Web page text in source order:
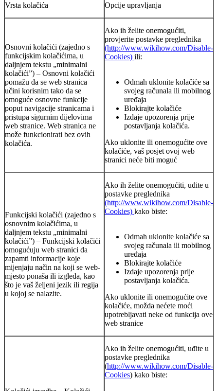
Vrsta kolačića Opcije upravljanja
Osnovni kolačići (zajedno s
funkcijskim kolačićima, u
daljnjem tekstu „minimalni
kolačići”) – Osnovni kolačići
pomažu da se web stranica
učini korisnim tako da se
omoguće osnovne funkcije
poput navigacije stranicama i
pristupa sigurnim dijelovima
web stranice. Web stranica ne
može funkcionirati bez ovih
kolačića.
Ako ih želite onemogućiti,
provjerite postavke preglednika
(http://www.wikihow.com/Disable-
Cookies) ili:
Odmah uklonite kolačiće sa
svojeg računala ili mobilnog
uređaja
Blokirajte kolačiće
Izdaje upozorenja prije
postavljanja kolačića.
Ako uklonite ili onemogućite ove
kolačiće, vaš posjet ovoj web
stranici neće biti moguć
Funkcijski kolačići (zajedno s
osnovnim kolačićima, u
daljnjem tekstu „minimalni
kolačići”) – Funkcijski kolačići
omogućuju web stranici da
zapamti informacije koje
mijenjaju način na koji se web-
mjesto ponaša ili izgleda, kao
što je vaš željeni jezik ili regija
u kojoj se nalazite.
Ako ih želite onemogućiti, uđite u
postavke preglednika
(http://www.wikihow.com/Disable-
Cookies) kako biste:
Odmah uklonite kolačiće sa
svojeg računala ili mobilnog
uređaja
Blokirajte kolačiće
Izdaje upozorenja prije
postavljanja kolačića.
Ako uklonite ili onemogućite ove
kolačiće, možda nećete moći
upotrebljavati neke od funkcija ove
web stranice
Ako ih želite onemogućiti, uđite u
postavke preglednika
(http://www.wikihow.com/Disable-
Cookies) kako biste: